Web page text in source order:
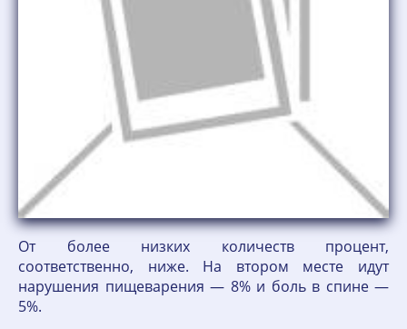
От более низких количеств процент,
соответственно, ниже. На втором месте идут
нарушения пищеварения — 8% и боль в спине —
5%.